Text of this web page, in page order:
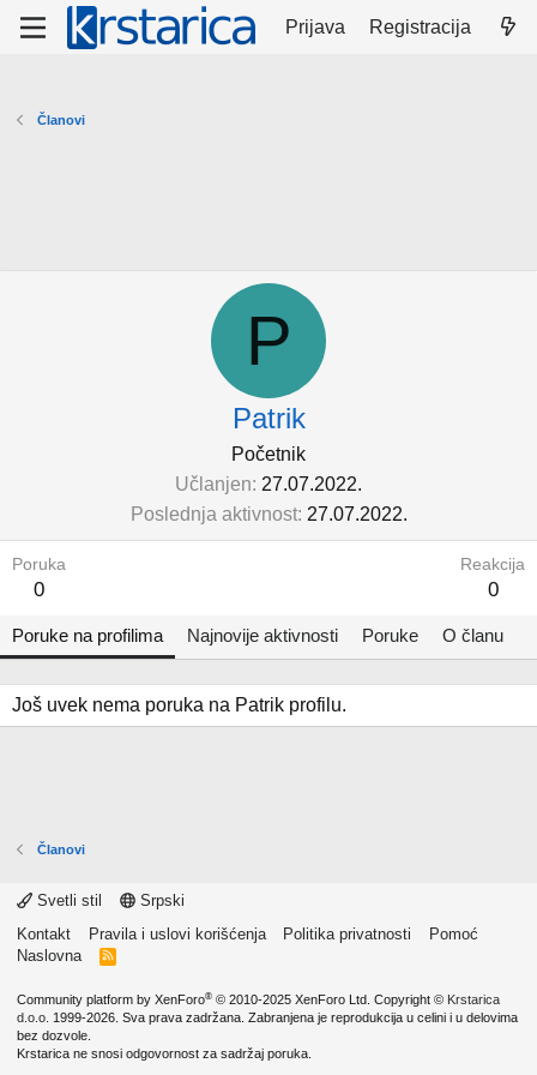
Prijava Registracija
Članovi
P
Patrik
Početnik
Učlanjen 27.07.2022.
Poslednja aktivnost 27.07.2022.
Poruka
0
Reakcija
0
Poruke na profilima Najnovije aktivnosti Poruke O članu
Još uvek nema poruka na Patrik profilu.
Članovi
Svetli stil
Srpski
Kontakt
Pravila i uslovi korišćenja Politika privatnosti
Pomoć
Naslovna
R
Community platform by XenForo® © 2010-2025 XenForo Ltd. Copyright © Krstarica
d.o.o. 1999-2026. Sva prava zadržana. Zabranjena je reprodukcija u celini i u delovima
bez dozvole.
Krstarica ne snosi odgovornost za sadržaj poruka.